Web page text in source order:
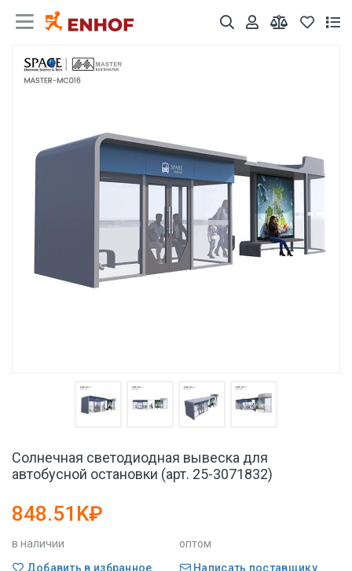
Солнечная светодиодная вывеска для
автобусной остановки (арт. 25-3071832)
848.51K₽
в наличии
оптом
Добавить в избранное
Написать поставщику